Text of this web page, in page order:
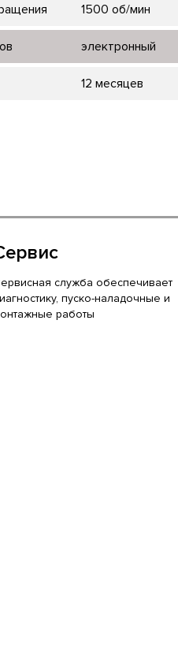
1500 об/мин
электронный
12 месяцев
служба обеспечивает
пуско-наладочные и
работы